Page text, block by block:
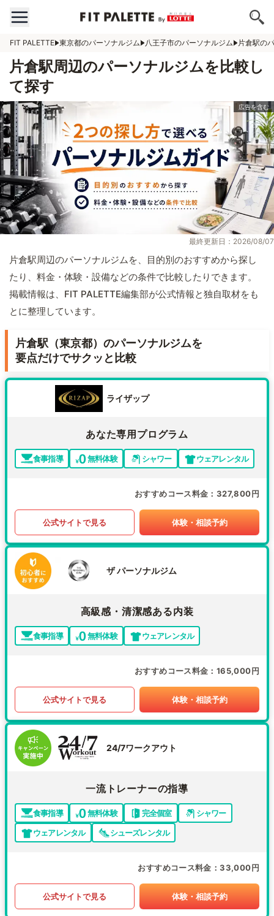
FIT PALETTE 東京都のパーソナルジム 八王子市のパーソナルジム 片倉駅の
片倉駅周辺のパーソナルジムを比較し
て探す
最終更新日：2026/08/07
片倉駅周辺のパーソナルジムを、目的別のおすすめから探し
たり、料金・体験・設備などの条件で比較したりできます。
掲載情報は、FIT PALETTE編集部が公式情報と独自取材をも
とに整理しています。
片倉駅（東京都）のパーソナルジムを
要点だけでサクッと比較
ライザップ
あなた専用プログラム
食事指導 無料体験 シャワー ウェアレンタル
おすすめコース料金 327,800円
公式サイトで見る 体験・相談予約
ザ パーソナルジム
高級感・清潔感ある内装
食事指導 無料体験 ウェアレンタル
おすすめコース料金 165,000円
公式サイトで見る 体験・相談予約
24/7ワークアウト
一流トレーナーの指導
食事指導 無料体験 完全個室
シャワー
ウェアレンタル
シューズレンタル
おすすめコース料金 33,000円
公式サイトで見る 体験・相談予約